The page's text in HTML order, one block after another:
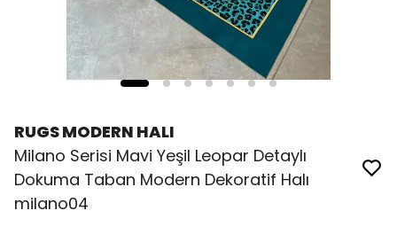
RUGS MODERN HALI
Milano Serisi Mavi Yeşil Leopar Detaylı
Dokuma Taban Modern Dekoratif Halı
milano04